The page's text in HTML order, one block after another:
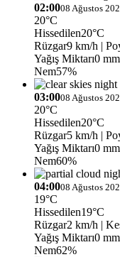
02:0008 Ağustos
20°C
Hissedilen20°C
Rüzgar9 km/h |
Yağış Miktarı0
Nem57%
03:0008 Ağustos
20°C
Hissedilen20°C
Rüzgar5 km/h |
Yağış Miktarı0
Nem60%
04:0008 Ağustos
19°C
Hissedilen19°C
Rüzgar2 km/h |
Yağış Miktarı0
Nem62%